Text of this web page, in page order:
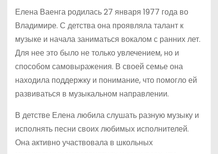
Елена Ваенга родилась 27 января 1977 года во
Владимире. С детства она проявляла талант к
музыке и начала заниматься вокалом с ранних лет.
Для нее это было не только увлечением, но и
способом самовыражения. В своей семье она
находила поддержку и понимание, что помогло ей
развиваться в музыкальном направлении.
В детстве Елена любила слушать разную музыку и
исполнять песни своих любимых исполнителей.
Она активно участвовала в школьных